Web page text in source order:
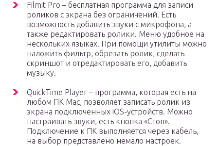
Filmit Pro – бесплатная программа для записи
роликов с экрана без ограничений. Есть
возможность добавить звуки с микрофона, а
также редактировать ролики. Меню удобное на
нескольких языках. При помощи утилиты можно
наложить фильтр, обрезать ролик, сделать
скриншот и отредактировать его, добавить
музыку.
QuickTime Player – программа, которая есть на
любом ПК Mac, позволяет записать ролик из
экрана подключенных iOS-устройств. Можно
настраивать звуки, есть кнопка «Стоп».
Подключение к ПК выполняется через кабель,
на выбор представлено немало настроек.